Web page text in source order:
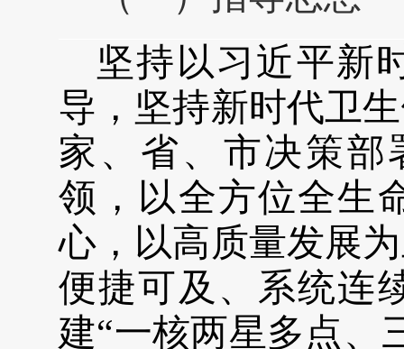
坚持以习近平新
导，坚持新时代卫
家、省、市决策部
领，以全方位全生
心，以高质量发展
便捷可及、系统连
建“一核两星多点、